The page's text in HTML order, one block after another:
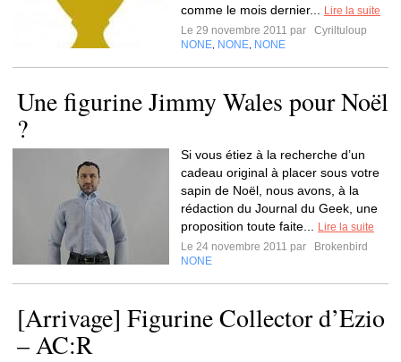
comme le mois dernier...
Lire la suite
Le 29 novembre 2011 par
Cyriltuloup
NONE NONE NONE
Une figurine Jimmy Wales pour Noël
?
Si vous étiez à la recherche d’un
cadeau original à placer sous votre
sapin de Noël, nous avons, à la
rédaction du Journal du Geek, une
proposition toute faite...
Lire la suite
Le 24 novembre 2011 par
Brokenbird
NONE
[Arrivage] Figurine Collector d’Ezio
– AC:R